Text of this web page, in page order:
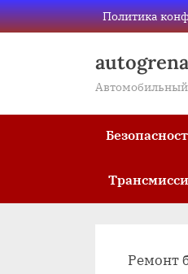
Skip
to
Политика
Автомобильный
Ремонт